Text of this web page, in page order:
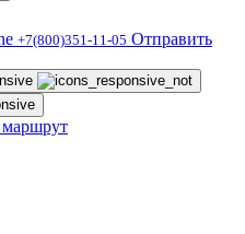
+7(800)351-11-05 Отправить
маршрут